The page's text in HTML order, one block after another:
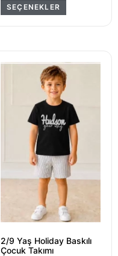
SEÇENEKLER
2/9 Yaş Holiday Baskılı
Çocuk Takımı